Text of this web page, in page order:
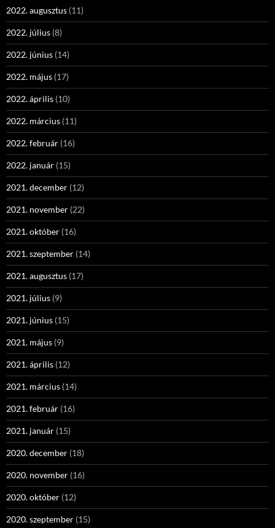
2022. augusztus (11)
2022. július (8)
2022. június (14)
2022. május (17)
2022. április (10)
2022. március (11)
2022. február (16)
2022. január (15)
2021. december (12)
2021. november (22)
2021. október (16)
2021. szeptember (14)
2021. augusztus (17)
2021. július (9)
2021. június (15)
2021. május (9)
2021. április (12)
2021. március (14)
2021. február (16)
2021. január (15)
2020. december (18)
2020. november (16)
2020. október (12)
2020. szeptember (15)